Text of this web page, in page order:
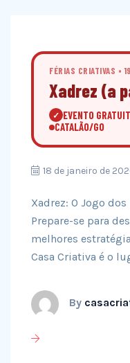
FÉRIAS CRIATIVAS •
Xadrez (a
✓ EVENTO
CATALÃO/GO
18 de janeiro de
Xadrez: O Jogo
Prepare-se para
melhores
Casa Criativa é o
By